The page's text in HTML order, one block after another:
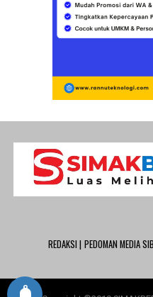
REDAKSI | PEDOMAN MEDIA